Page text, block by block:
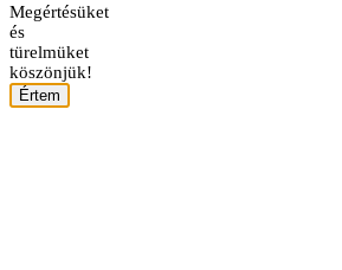
Megértésüket
és
türelmüket
köszönjük!
Értem